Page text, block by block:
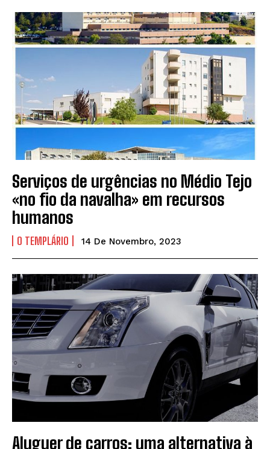
Serviços de urgências no Médio Tejo
«no fio da navalha» em recursos
humanos
O TEMPLÁRIO 14 De Novembro, 2023
Aluguer de carros: uma alternativa à